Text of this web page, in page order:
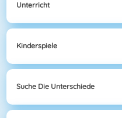
Unterricht
Kinderspiele
Suche Die Unterschiede